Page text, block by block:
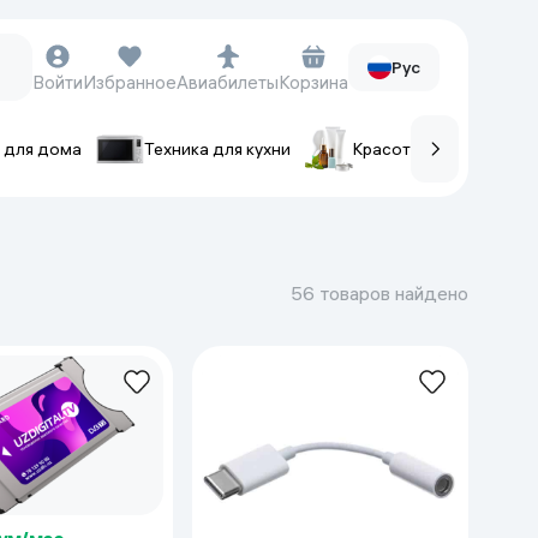
Ремешки для часов
Фотоаппараты и видеокамеры
Фотоаппараты
ВойтиИзбранноеАвиабилетыКорзина
Рус
для дома Техника для кухни Красота и уход
56 товаров найдено